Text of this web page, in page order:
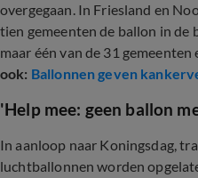
overgegaan. In Friesland en
tien gemeenten de ballon in de
maar één van de 31
ook: Ballonnen geven
'Help mee: geen ballon
In aanloop naar Koningsdag,
luchtballonnen worden